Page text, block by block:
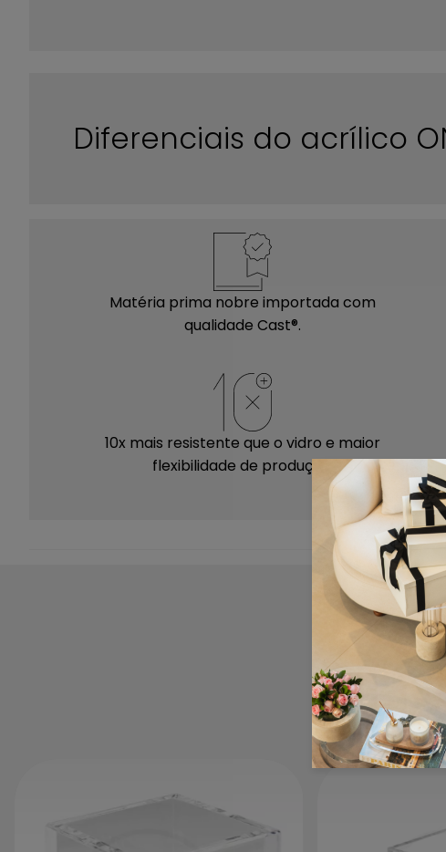
Diferenciais do acrílico
Matéria prima nobre importada com
qualidade Cast®.
10x mais resistente que o vidro e maior
flexibilidade de produção.
Mantenha suas peças sempre limpas e
conservadas! Antes de iniciar a limpeza
certifique-se de que não há nenhum outro
objeto sobre sua peça.